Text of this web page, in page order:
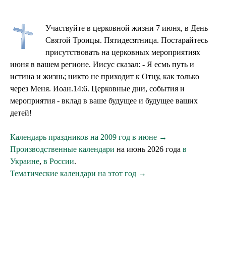
Участвуйте в церковной жизни 7 июня, в День
Святой Троицы. Пятидесятница. Постарайтесь
присутствовать на церковных мероприятиях
июня в вашем регионе. Иисус сказал: - Я есмь путь и
истина и жизнь; никто не приходит к Отцу, как только
через Меня. Иоан.14:6. Церковные дни, события и
мероприятия - вклад в ваше будущее и будущее ваших
детей!
Календарь праздников на 2009 год в июне →
Производственные календари на июнь 2026 года в
Украине, в России.
Тематические календари на этот год →